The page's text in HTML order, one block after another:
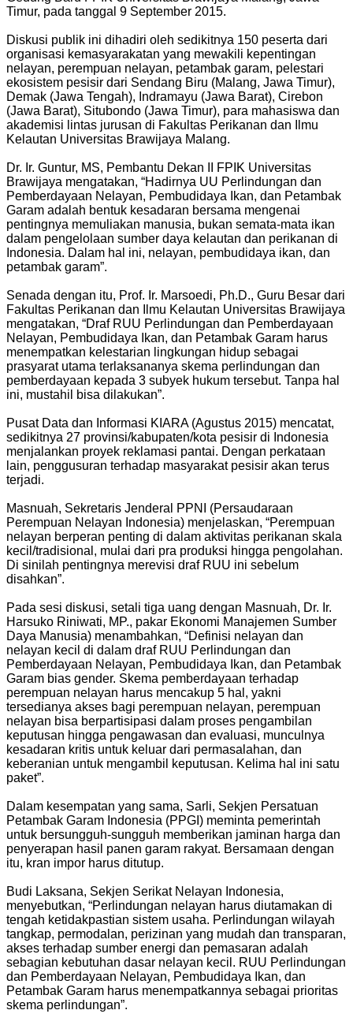
Timur, pada tanggal 9 September 2015.
Diskusi publik ini dihadiri oleh sedikitnya 150 peserta dari
organisasi kemasyarakatan yang mewakili kepentingan
nelayan, perempuan nelayan, petambak garam, pelestari
ekosistem pesisir dari Sendang Biru (Malang, Jawa Timur),
Demak (Jawa Tengah), Indramayu (Jawa Barat), Cirebon
(Jawa Barat), Situbondo (Jawa Timur), para mahasiswa dan
akademisi lintas jurusan di Fakultas Perikanan dan Ilmu
Kelautan Universitas Brawijaya Malang.
Dr. Ir. Guntur, MS, Pembantu Dekan II FPIK Universitas
Brawijaya mengatakan, “Hadirnya UU Perlindungan dan
Pemberdayaan Nelayan, Pembudidaya Ikan, dan Petambak
Garam adalah bentuk kesadaran bersama mengenai
pentingnya memuliakan manusia, bukan semata-mata ikan
dalam pengelolaan sumber daya kelautan dan perikanan di
Indonesia. Dalam hal ini, nelayan, pembudidaya ikan, dan
petambak garam”.
Senada dengan itu, Prof. Ir. Marsoedi, Ph.D., Guru Besar dari
Fakultas Perikanan dan Ilmu Kelautan Universitas Brawijaya
mengatakan, “Draf RUU Perlindungan dan Pemberdayaan
Nelayan, Pembudidaya Ikan, dan Petambak Garam harus
menempatkan kelestarian lingkungan hidup sebagai
prasyarat utama terlaksananya skema perlindungan dan
pemberdayaan kepada 3 subyek hukum tersebut. Tanpa hal
ini, mustahil bisa dilakukan”.
Pusat Data dan Informasi KIARA (Agustus 2015) mencatat,
sedikitnya 27 provinsi/kabupaten/kota pesisir di Indonesia
menjalankan proyek reklamasi pantai. Dengan perkataan
lain, penggusuran terhadap masyarakat pesisir akan terus
terjadi.
Masnuah, Sekretaris Jenderal PPNI (Persaudaraan
Perempuan Nelayan Indonesia) menjelaskan, “Perempuan
nelayan berperan penting di dalam aktivitas perikanan skala
kecil/tradisional, mulai dari pra produksi hingga pengolahan.
Di sinilah pentingnya merevisi draf RUU ini sebelum
disahkan”.
Pada sesi diskusi, setali tiga uang dengan Masnuah, Dr. Ir.
Harsuko Riniwati, MP., pakar Ekonomi Manajemen Sumber
Daya Manusia) menambahkan, “Definisi nelayan dan
nelayan kecil di dalam draf RUU Perlindungan dan
Pemberdayaan Nelayan, Pembudidaya Ikan, dan Petambak
Garam bias gender. Skema pemberdayaan terhadap
perempuan nelayan harus mencakup 5 hal, yakni
tersedianya akses bagi perempuan nelayan, perempuan
nelayan bisa berpartisipasi dalam proses pengambilan
keputusan hingga pengawasan dan evaluasi, munculnya
kesadaran kritis untuk keluar dari permasalahan, dan
keberanian untuk mengambil keputusan. Kelima hal ini satu
paket”.
Dalam kesempatan yang sama, Sarli, Sekjen Persatuan
Petambak Garam Indonesia (PPGI) meminta pemerintah
untuk bersungguh-sungguh memberikan jaminan harga dan
penyerapan hasil panen garam rakyat. Bersamaan dengan
itu, kran impor harus ditutup.
Budi Laksana, Sekjen Serikat Nelayan Indonesia,
menyebutkan, “Perlindungan nelayan harus diutamakan di
tengah ketidakpastian sistem usaha. Perlindungan wilayah
tangkap, permodalan, perizinan yang mudah dan transparan,
akses terhadap sumber energi dan pemasaran adalah
sebagian kebutuhan dasar nelayan kecil. RUU Perlindungan
dan Pemberdayaan Nelayan, Pembudidaya Ikan, dan
Petambak Garam harus menempatkannya sebagai prioritas
skema perlindungan”.